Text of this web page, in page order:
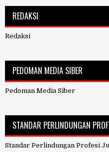
REDAKSI
Redaksi
PEDOMAN MEDIA SIBER
Pedoman Media Siber
STANDAR PERLINDUNGAN
Standar Perlindungan Profesi